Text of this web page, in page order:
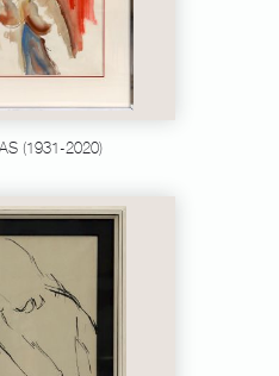
(1931-2020)